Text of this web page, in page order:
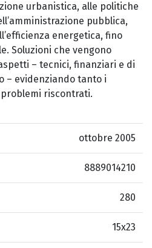
urbanistica, alle politiche
pubblica,
energetica, fino
Soluzioni che vengono
– tecnici, finanziari e di
– evidenziando tanto i
riscontrati.
ottobre 2005
8889014210
280
15x23